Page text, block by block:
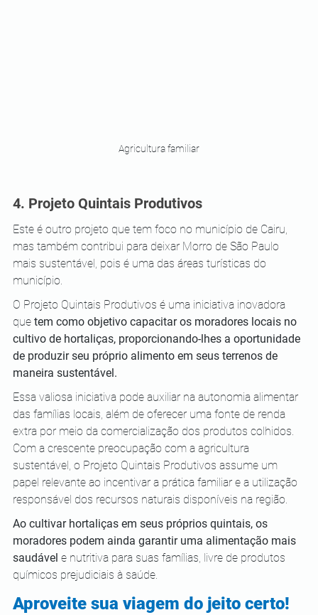
Agricultura familiar
4. Projeto Quintais Produtivos
Este é outro projeto que tem foco no município de Cairu,
mas também contribui para deixar Morro de São Paulo
mais sustentável, pois é uma das áreas turísticas do
município.
O Projeto Quintais Produtivos é uma iniciativa inovadora
que tem como objetivo capacitar os moradores locais no
cultivo de hortaliças, proporcionando-lhes a oportunidade
de produzir seu próprio alimento em seus terrenos de
maneira sustentável.
Essa valiosa iniciativa pode auxiliar na autonomia alimentar
das famílias locais, além de oferecer uma fonte de renda
extra por meio da comercialização dos produtos colhidos.
Com a crescente preocupação com a agricultura
sustentável, o Projeto Quintais Produtivos assume um
papel relevante ao incentivar a prática familiar e a utilização
responsável dos recursos naturais disponíveis na região.
Ao cultivar hortaliças em seus próprios quintais, os
moradores podem ainda garantir uma alimentação mais
saudável e nutritiva para suas famílias, livre de produtos
químicos prejudiciais à saúde.
Aproveite sua viagem do jeito certo!